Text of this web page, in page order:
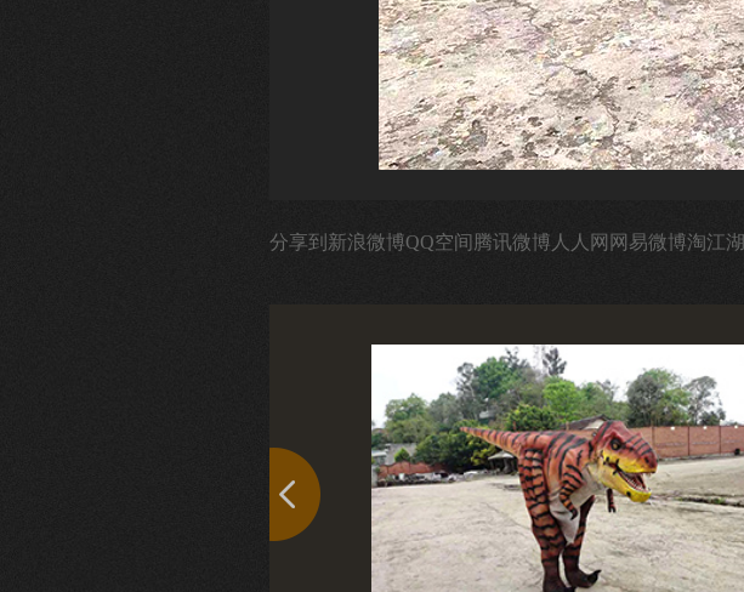
分享到 新浪微博QQ空间 腾讯微博 人人网 网易微博淘江湖